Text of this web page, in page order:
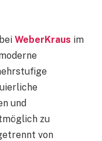
WeberKraus im
und
zu
von